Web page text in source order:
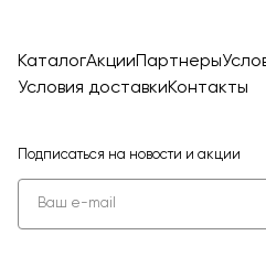
КаталогАкции Партнеры
Условия доставкиКонтакты
Подписаться на новости и акции